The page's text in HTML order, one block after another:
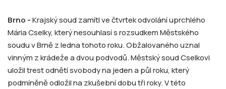
Brno -Krajský soud zamítl ve čtvrtek odvolání uprchlého
Mária Cselky, který nesouhlasí s rozsudkem Městského
soudu v Brně z ledna tohoto roku. Obžalovaného uznal
vinným z krádeže a dvou podvodů. Městský soud Cselkovi
uložil trest odnětí svobody na jeden a půl roku, který
podmíněně odložil na zkušební dobu tři roky. V této